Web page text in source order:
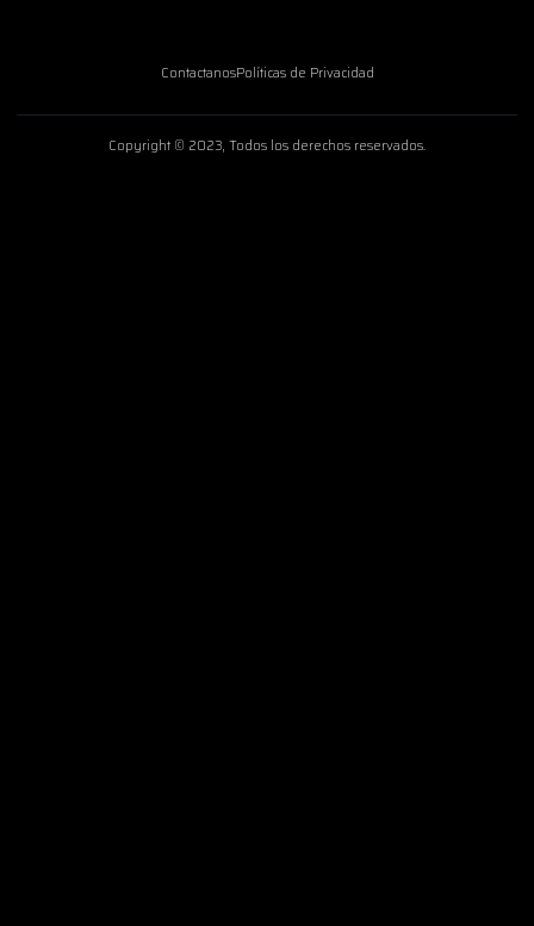
ContactanosPolíticas de Privacidad
Copyright © 2023, Todos los derechos reservados.